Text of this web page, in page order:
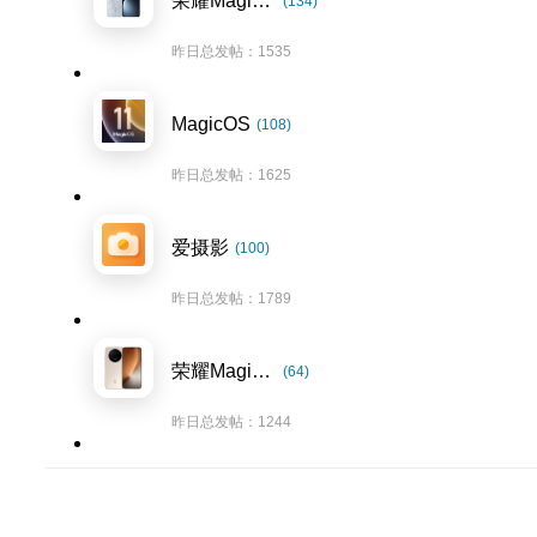
昨日总发帖：1535
MagicOS (108)
昨日总发帖：1625
爱摄影 (100)
昨日总发帖：1789
荣耀Magic8系列 (64)
昨日总发帖：1244